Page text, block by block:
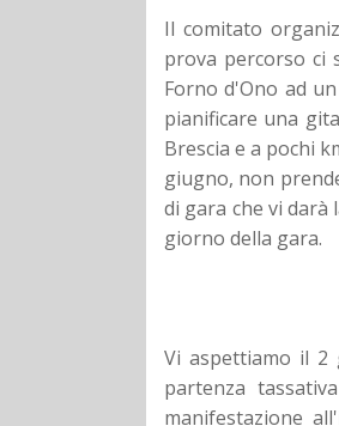
Il comitato
prova percorso ci
Forno d'Ono ad
pianificare una
Brescia e a pochi
giugno, non
di gara che vi
giorno della gara.
Vi aspettiamo il 2
partenza
manifestazione